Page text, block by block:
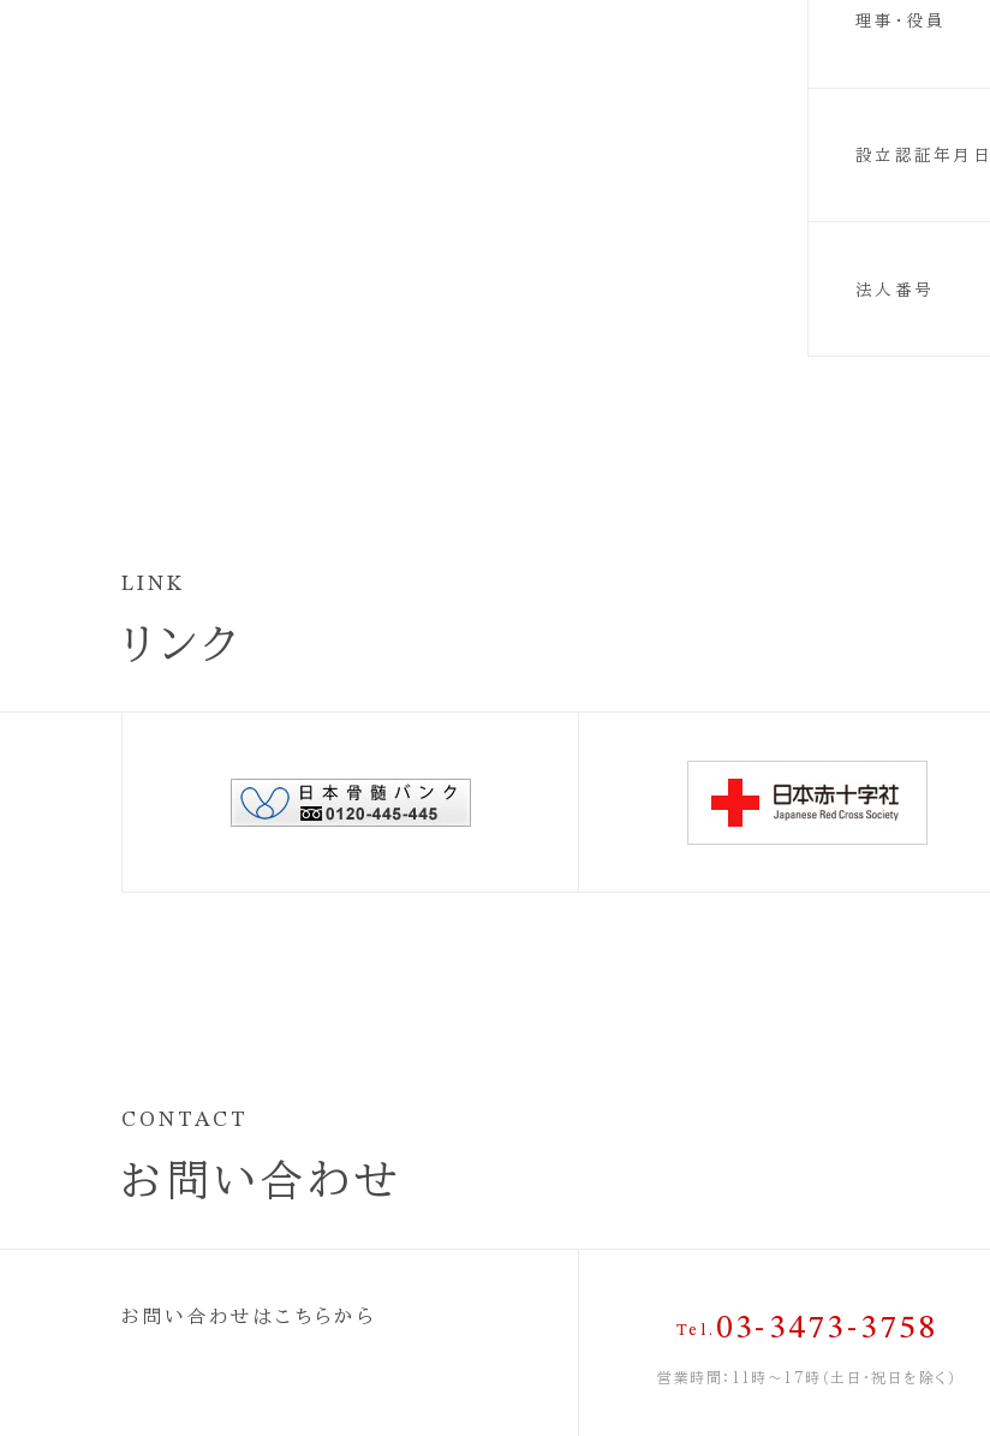
理事・役員
設立認証年月日
法人番号
LINK
リンク
CONTACT
お問い合わせ
お問い合わせはこちらから
Tel. 03-3473-3758
営業時間：11時〜17時（土日・祝日を除く）